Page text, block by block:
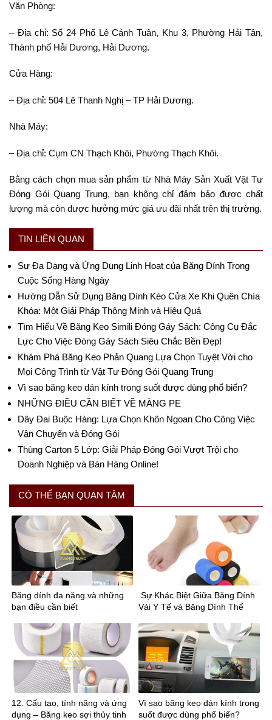
Văn Phòng:
– Địa chỉ: Số 24 Phố Lê Cảnh Tuân, Khu 3, Phường Hải Tân,
Thành phố Hải Dương, Hải Dương.
Cửa Hàng:
– Địa chỉ: 504 Lê Thanh Nghị – TP Hải Dương.
Nhà Máy:
– Địa chỉ: Cụm CN Thạch Khôi, Phường Thạch Khôi.
Bằng cách chọn mua sản phẩm từ Nhà Máy Sản Xuất Vật Tư
Đóng Gói Quang Trung, bạn không chỉ đảm bảo được chất
lượng mà còn được hưởng mức giá ưu đãi nhất trên thị trường.
TIN LIÊN QUAN
Sự Đa Dạng và Ứng Dụng Linh Hoạt của Băng Dính Trong
Cuộc Sống Hàng Ngày
Hướng Dẫn Sử Dụng Băng Dính Kéo Cửa Xe Khi Quên Chìa
Khóa: Một Giải Pháp Thông Minh và Hiệu Quả
Tìm Hiểu Về Băng Keo Simili Đóng Gáy Sách: Công Cụ Đắc
Lực Cho Việc Đóng Gáy Sách Siêu Chắc Bền Đẹp!
Khám Phá Băng Keo Phản Quang Lựa Chọn Tuyệt Vời cho
Mọi Công Trình từ Vật Tư Đóng Gói Quang Trung
Vì sao băng keo dán kính trong suốt được dùng phổ biến?
NHỮNG ĐIỀU CẦN BIẾT VỀ MÀNG PE
Dây Đai Buộc Hàng: Lựa Chọn Khôn Ngoan Cho Công Việc
Vận Chuyển và Đóng Gói
Thùng Carton 5 Lớp: Giải Pháp Đóng Gói Vượt Trội cho
Doanh Nghiệp và Bán Hàng Online!
CÓ THỂ BẠN QUAN TÂM
Băng dính đa năng và những
bạn điều cần biết
Sự Khác Biệt Giữa Băng Dính
Vải Y Tế và Băng Dính Thể
12. Cấu tạo, tính năng và ứng
dụng – Băng keo sợi thủy tinh
Vì sao băng keo dán kính trong
suốt được dùng phổ biến?